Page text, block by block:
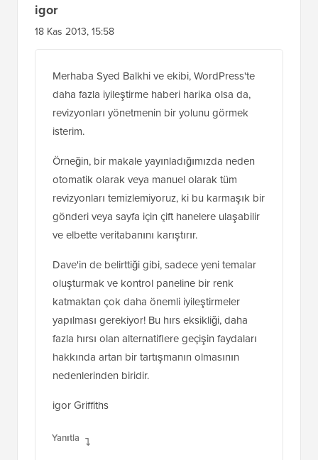
igor
18 Kas 2013, 15:58
Merhaba Syed Balkhi ve ekibi, WordPress'te
daha fazla iyileştirme haberi harika olsa da,
revizyonları yönetmenin bir yolunu görmek
isterim.
Örneğin, bir makale yayınladığımızda neden
otomatik olarak veya manuel olarak tüm
revizyonları temizlemiyoruz, ki bu karmaşık bir
gönderi veya sayfa için çift hanelere ulaşabilir
ve elbette veritabanını karıştırır.
Dave'in de belirttiği gibi, sadece yeni temalar
oluşturmak ve kontrol paneline bir renk
katmaktan çok daha önemli iyileştirmeler
yapılması gerekiyor! Bu hırs eksikliği, daha
fazla hırsı olan alternatiflere geçişin faydaları
hakkında artan bir tartışmanın olmasının
nedenlerinden biridir.
igor Griffiths
Yanıtla